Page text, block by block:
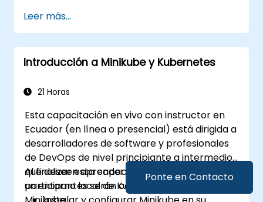
Ponte en Contacto
servicios, pasarelas API y comunicación
entre servicios.
Monitorizar y asegurar los microservicios
en entornos de producción.
utilizando Kubernetes.
Leer más...
Introducción a Minikube y Kubernetes
21 Horas
Esta capacitación en vivo con instructor en
Ecuador (en línea o presencial) está dirigida a
desarrolladores de software y profesionales
de DevOps de nivel principiante a intermedio
que deseen aprender a configurar y gestionar
un entorno local de Kubernetes utilizando
Al finalizar esta capacitación, los
participantes serán capaces de: